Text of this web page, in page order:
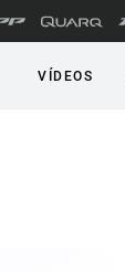
VÍDEOS